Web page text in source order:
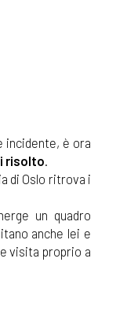
incidente, è ora
risolto
di Oslo ritrova i
un quadro
anche lei e
visita proprio a